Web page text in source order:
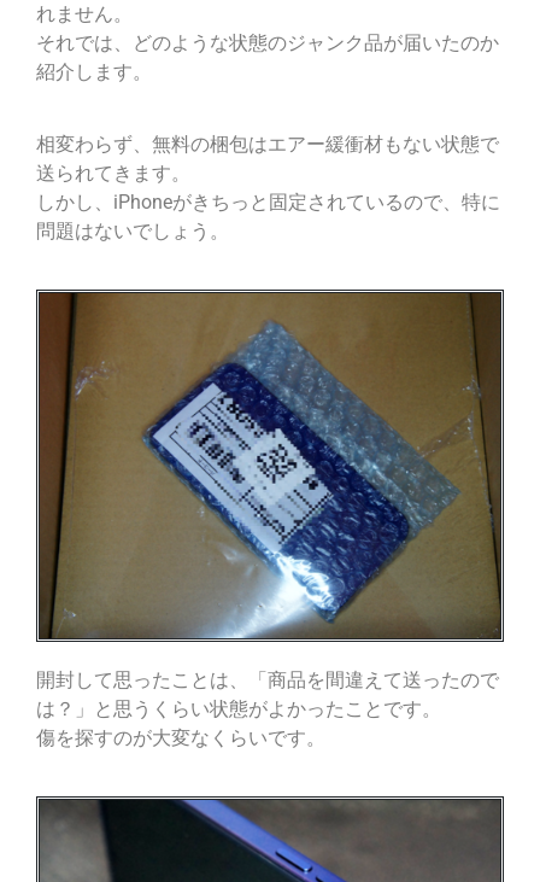
れません。
それでは、どのような状態のジャンク品が届いたのか
紹介します。
相変わらず、無料の梱包はエアー緩衝材もない状態で
送られてきます。
しかし、iPhoneがきちっと固定されているので、特に
問題はないでしょう。
開封して思ったことは、「商品を間違えて送ったので
は？」と思うくらい状態がよかったことです。
傷を探すのが大変なくらいです。